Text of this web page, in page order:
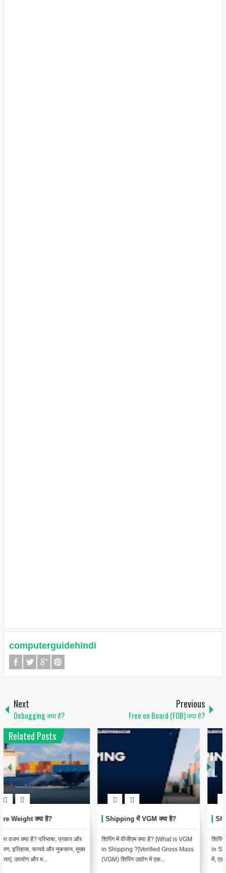
computerguidehindi
Next
Debugging क्या है?
Previous
Free on Board (FOB) क्या है?
Related Posts
Shipping में Vessel क्या है?
शिपिंग में जहाज क्या है? [What is Vessel
in Shipping ? In Hindi]शिपिंग के संदर्भ
में, एक "Vessel" एक...
Shipping में AWB क्या है?
शिपिंग में एयर वेबिल (एडब्ल्यूबी): एयर कार्गो
के लिए एक आवश्यक दस्तावेज़ [Air
Waybill (AWB) in Shipp...